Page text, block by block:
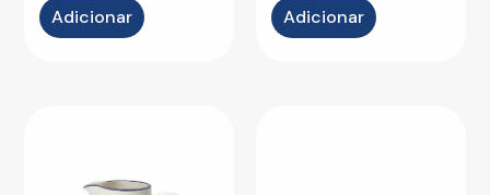
Adicionar Adicionar